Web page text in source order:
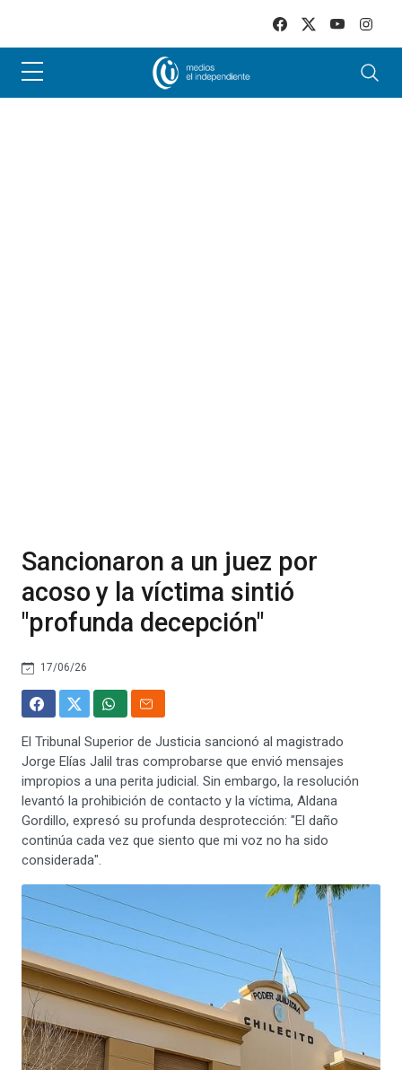
Sancionaron a un juez por
acoso y la víctima sintió
"profunda decepción"
17/06/26
El Tribunal Superior de Justicia sancionó al magistrado
Jorge Elías Jalil tras comprobarse que envió mensajes
impropios a una perita judicial. Sin embargo, la resolución
levantó la prohibición de contacto y la víctima, Aldana
Gordillo, expresó su profunda desprotección: "El daño
continúa cada vez que siento que mi voz no ha sido
considerada".